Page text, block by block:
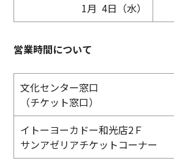
1月 4日（水）
営業時間について
文化センター窓口
（チケット窓口）
イトーヨーカドー和光店2Ｆ
サンアゼリアチケットコーナー